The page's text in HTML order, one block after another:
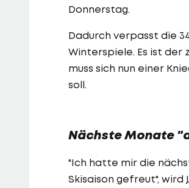
Donnerstag.
Dadurch verpasst die
Winterspiele. Es ist der
muss sich nun einer
soll.
Nächste Monate
"Ich hatte mir die
Skisaison gefreut", wird